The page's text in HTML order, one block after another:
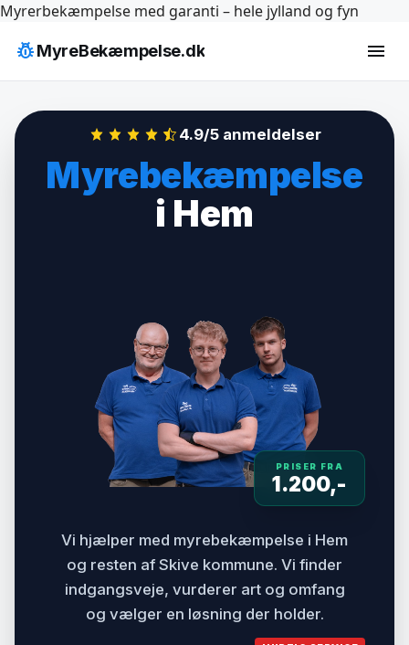
Hop
indhold
Myrerbekæmpelse med garanti – hele jylland og fyn
pest_controlMyreBekæmpelse.dk menu
4.9/5 anmeldelser
Myrebekæmpelse
i Hem
PRISER FRA
1.200,-
Vi hjælper med myrebekæmpelse i Hem
og resten af Skive kommune. Vi finder
indgangsveje, vurderer art og omfang
og vælger en løsning der holder.